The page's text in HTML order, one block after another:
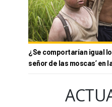
¿Se comportarían igual
señor de las moscas’ en